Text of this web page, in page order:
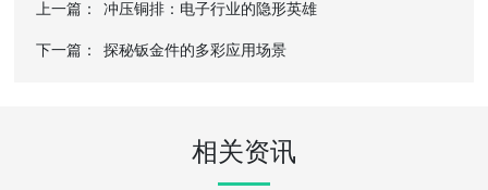
上一篇： 冲压铜排：电子行业的隐形英雄
下一篇： 探秘钣金件的多彩应用场景
相关资讯